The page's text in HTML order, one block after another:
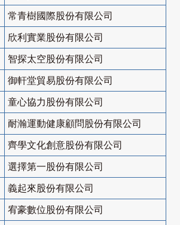
常青樹國際股份有限公司
欣利實業股份有限公司
智探太空股份有限公司
御軒堂貿易股份有限公司
童心協力股份有限公司
耐瀚運動健康顧問股份有限公司
齊學文化創意股份有限公司
選擇第一股份有限公司
義起來股份有限公司
宥豪數位股份有限公司